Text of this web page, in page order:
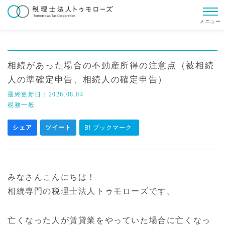
メニュー
相続があった場合の不動産所得の注意点（被相続
人の準確定申告、相続人の確定申告）
最終更新日： 2026.08.04
税務一般
シェア ツイート B! ブックマーク
みなさんこんにちは！
相続専門の税理士法人トゥモローズです。
亡くなった人が賃貸業をやっていた場合に亡くなっ